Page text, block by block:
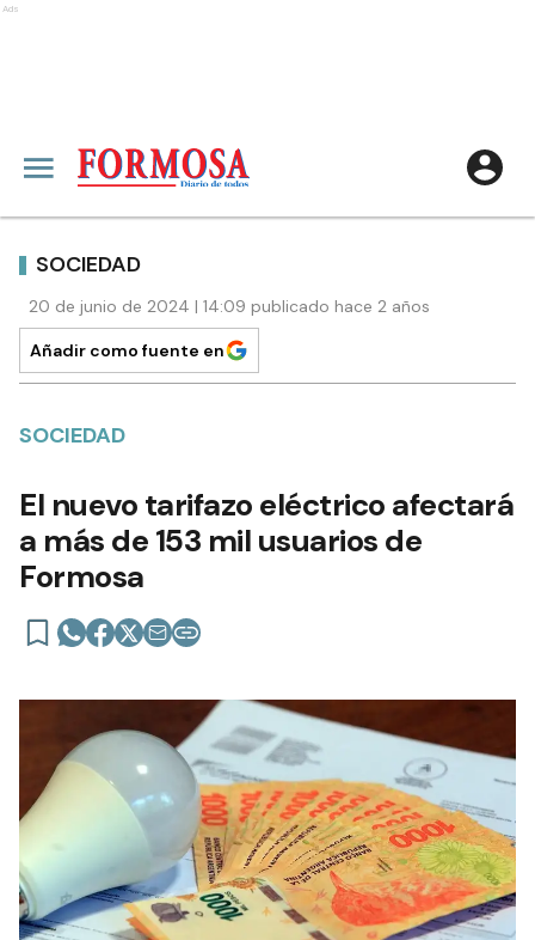
Ads
SOCIEDAD
20 de junio de 2024 | 14:09 publicado hace 2 años
Añadir como fuente en
SOCIEDAD
El nuevo tarifazo eléctrico afectará
a más de 153 mil usuarios de
Formosa